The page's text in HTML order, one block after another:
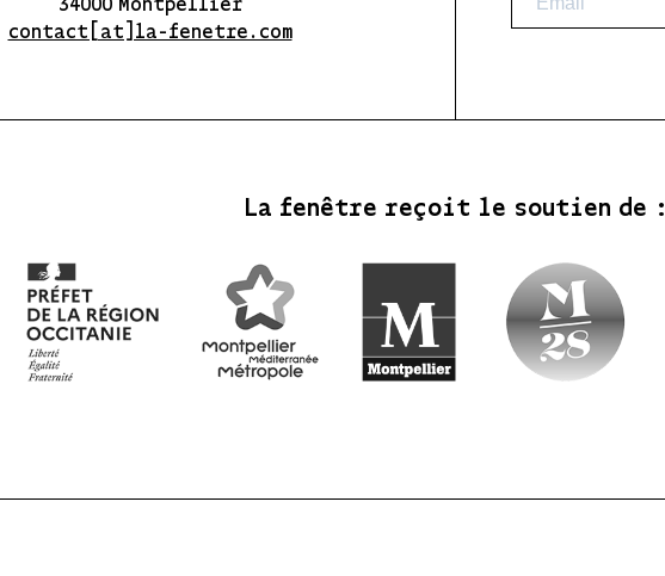
34000 Montpellier
contact[at]la-fenetre.com
La fenêtre reçoit le soutien de :